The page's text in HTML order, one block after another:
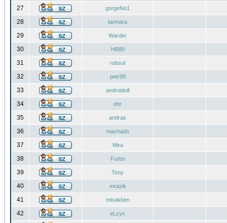
27 gorgeNo1
28 tarmara
29 Warder
30 HB80
31 robsol
32 petr99
33 androidoll
34 ohr
35 andras
36 machado
37 Mira
38 Furbo
39 Tony
40 mrazik
41 misakben
42 eLzyx